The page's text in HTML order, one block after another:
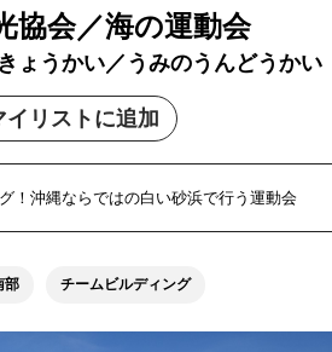
協会／海の運動会
ょうかい／うみのうんどうかい
イリストに追加
！沖縄ならではの白い砂浜で行う運動会
部 チームビルディング